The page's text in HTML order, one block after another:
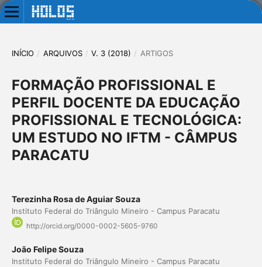
INÍCIO / ARQUIVOS / V. 3 (2018) / ARTIGOS
FORMAÇÃO PROFISSIONAL E
PERFIL DOCENTE DA EDUCAÇÃO
PROFISSIONAL E TECNOLÓGICA:
UM ESTUDO NO IFTM - CÂMPUS
PARACATU
Terezinha Rosa de Aguiar Souza
Instituto Federal do Triângulo Mineiro - Campus Paracatu
http://orcid.org/0000-0002-5605-9760
João Felipe Souza
Instituto Federal do Triângulo Mineiro - Campus Paracatu